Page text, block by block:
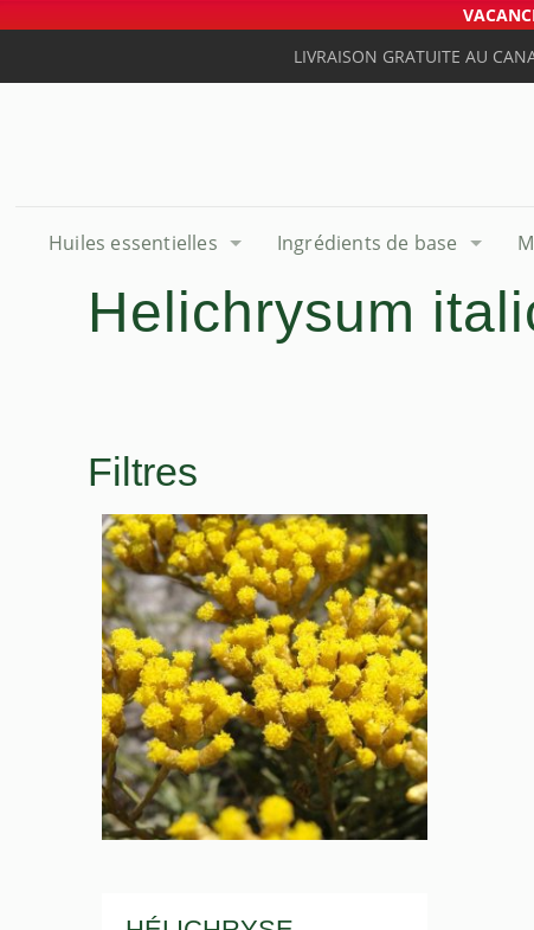
LIVRAISON GRATUITE AU
Huiles essentielles Ingrédients de base
Helichrysum
Filtres